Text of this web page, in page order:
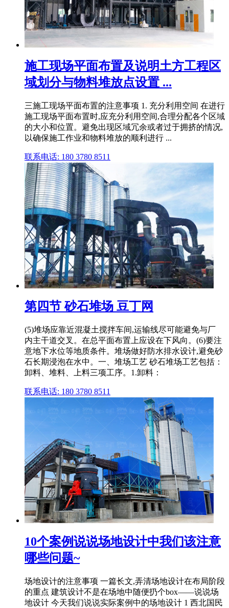
施工现场平面布置及说明土方工程区
域划分与物料堆放点设置 ...
三施工现场平面布置的注意事项 1. 充分利用空间 在进行
施工现场平面布置时,应充分利用空间,合理分配各个区域
的大小和位置。避免出现区域冗余或者过于拥挤的情况,
以确保施工作业和物料堆放的顺利进行 ...
联系电话: 180 3780 8511
第四节 砂石堆场 豆丁网
(5)堆场应靠近混凝土搅拌车间,运输线尽可能避免与厂
内主干道交叉。在总平面布置上应设在下风向。(6)要注
意地下水位等地质条件。堆场做好防水排水设计,避免砂
石长期浸泡在水中。一、堆场工艺 砂石堆场工艺包括：
卸料、堆料、上料三项工序。1.卸料：
联系电话: 180 3780 8511
10个案例说说场地设计中我们该注意
哪些问题~
场地设计的注意事项 一篇长文,弄清场地设计在布局阶段
的重点 建筑设计不是在场地中随便扔个box——说说场
地设计 今天我们说说实际案例中的场地设计 1 西北国民